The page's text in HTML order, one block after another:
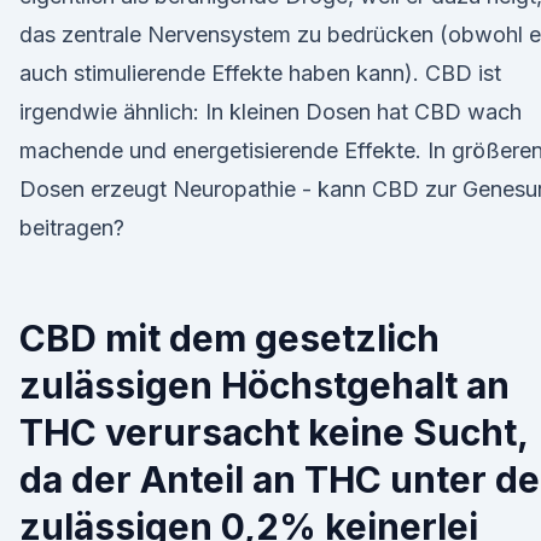
das zentrale Nervensystem zu bedrücken (obwohl
auch stimulierende Effekte haben kann). CBD ist
irgendwie ähnlich: In kleinen Dosen hat CBD wach
machende und energetisierende Effekte. In größeren
Dosen erzeugt Neuropathie - kann CBD zur
beitragen?
CBD mit dem gesetzlich
zulässigen Höchstgehalt an
THC verursacht keine Sucht,
da der Anteil an THC unter
zulässigen 0,2% keinerlei